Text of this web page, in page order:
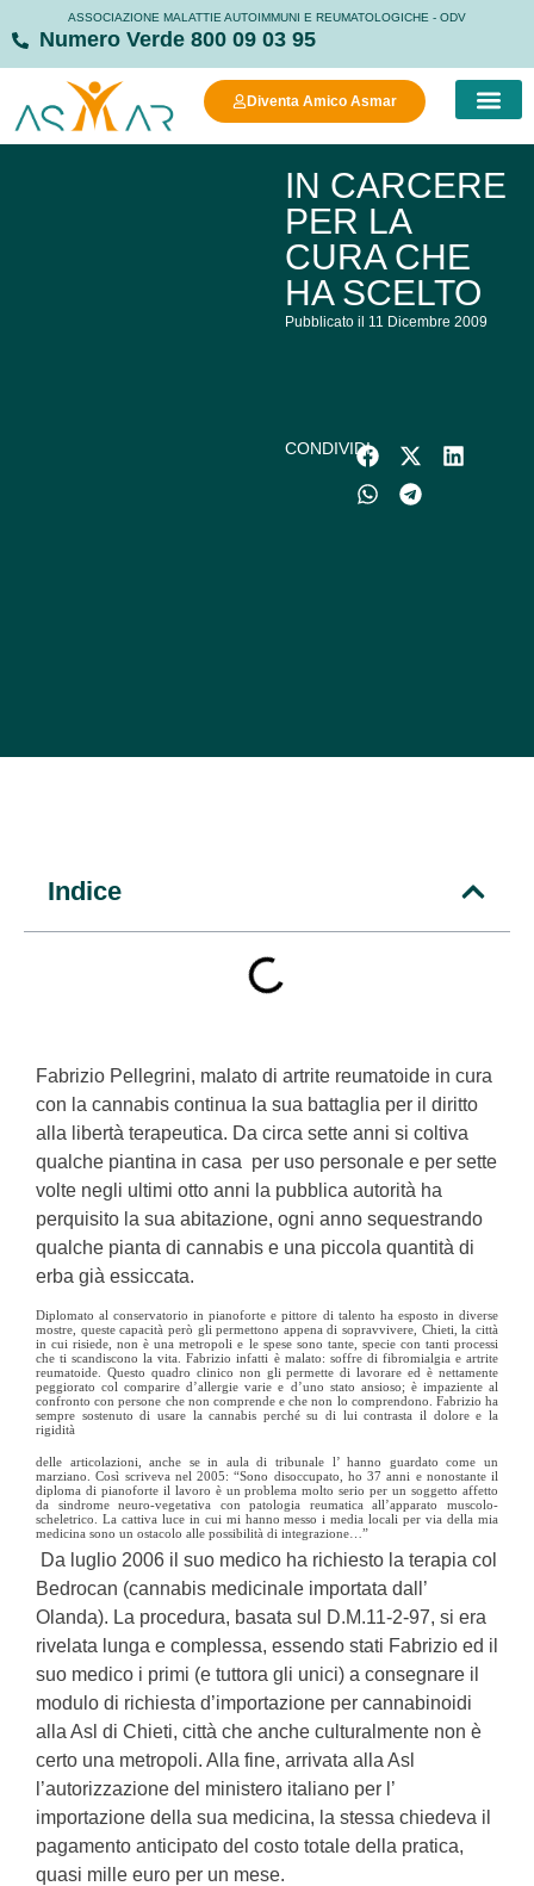
ASSOCIAZIONE MALATTIE AUTOIMMUNI E REUMATOLOGICHE - ODV
Numero Verde 800 09 03 95
Diventa Amico Asmar
IN CARCERE
PER LA
CURA CHE
HA SCELTO
Pubblicato il 11 Dicembre 2009
CONDIVIDI
Indice
Fabrizio Pellegrini, malato di artrite reumatoide in cura
con la cannabis continua la sua battaglia per il diritto
alla libertà terapeutica. Da circa sette anni si coltiva
qualche piantina in casa per uso personale e per sette
volte negli ultimi otto anni la pubblica autorità ha
perquisito la sua abitazione, ogni anno sequestrando
qualche pianta di cannabis e una piccola quantità di
erba già essiccata.
Diplomato al conservatorio in pianoforte e pittore di talento ha esposto in diverse
mostre, queste capacità però gli permettono appena di sopravvivere, Chieti, la città
in cui risiede, non è una metropoli e le spese sono tante, specie con tanti processi
che ti scandiscono la vita. Fabrizio infatti è malato: soffre di fibromialgia e artrite
reumatoide. Questo quadro clinico non gli permette di lavorare ed è nettamente
peggiorato col comparire d’allergie varie e d’uno stato ansioso; è impaziente al
confronto con persone che non comprende e che non lo comprendono. Fabrizio ha
sempre sostenuto di usare la cannabis perché su di lui contrasta il dolore e la
rigidità
delle articolazioni, anche se in aula di tribunale l’ hanno guardato come un
marziano. Così scriveva nel 2005: “Sono disoccupato, ho 37 anni e nonostante il
diploma di pianoforte il lavoro è un problema molto serio per un soggetto affetto
da sindrome neuro-vegetativa con patologia reumatica all’apparato muscolo-
scheletrico. La cattiva luce in cui mi hanno messo i media locali per via della mia
medicina sono un ostacolo alle possibilità di integrazione…”
Da luglio 2006 il suo medico ha richiesto la terapia col
Bedrocan (cannabis medicinale importata dall’
Olanda). La procedura, basata sul D.M.11-2-97, si era
rivelata lunga e complessa, essendo stati Fabrizio ed il
suo medico i primi (e tuttora gli unici) a consegnare il
modulo di richiesta d’importazione per cannabinoidi
alla Asl di Chieti, città che anche culturalmente non è
certo una metropoli. Alla fine, arrivata alla Asl
l’autorizzazione del ministero italiano per l’
importazione della sua medicina, la stessa chiedeva il
pagamento anticipato del costo totale della pratica,
quasi mille euro per un mese.